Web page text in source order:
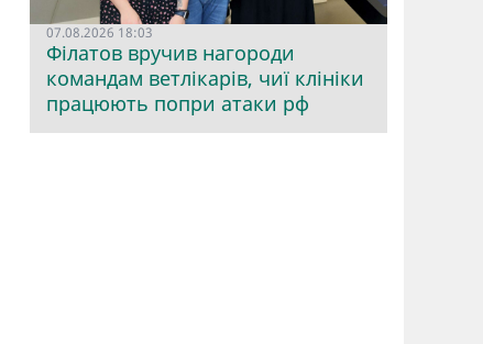
07.08.2026 18:03
Філатов вручив нагороди
командам ветлікарів, чиї клініки
працюють попри атаки рф